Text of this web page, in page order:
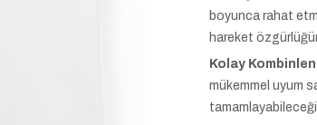
boyunca rahat
hareket
Kolay
mükemmel uyum